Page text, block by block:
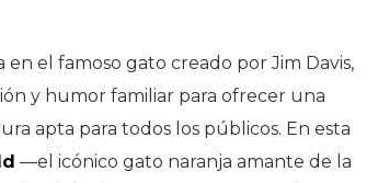
en el famoso gato creado por Jim Davis,
y humor familiar para ofrecer una
apta para todos los públicos. En esta
—el icónico gato naranja amante de la